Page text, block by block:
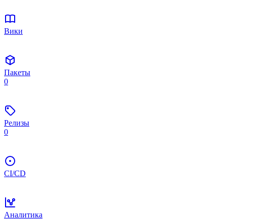
Вики
Пакеты
0
Релизы
0
CI/CD
Аналитика